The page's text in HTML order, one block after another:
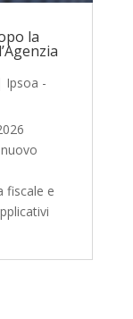
la
Ipsoa -
fiscale e